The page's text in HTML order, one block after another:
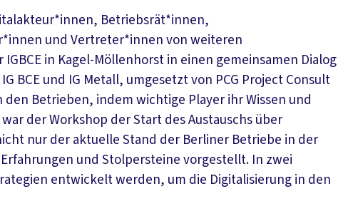
Betriebsrät*innen,
und Vertreter*innen von weiteren
in Kagel-Möllenhorst in einen gemeinsamen Dialog
BCE und IG Metall, umgesetzt von PCG Project Consult
Betrieben, indem wichtige Player ihr Wissen und
der Workshop der Start des Austauschs über
nur der aktuelle Stand der Berliner Betriebe in der
und Stolpersteine vorgestellt. In zwei
entwickelt werden, um die Digitalisierung in den